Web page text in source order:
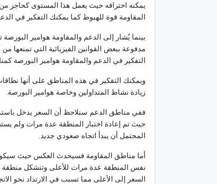
يمكنه اختراقه حيث يعمل هذا المستوى كحاجز
المقاومة قوة للهبوط كما يمكنك التفكير في
بينما يُشار إلى الدعم والمقاومة هوامير
مدفوعة ببعض القوانين الفيزيائية التي
التفكير في الدعم والمقاومة هوامير البورصة
ويمكنك التفكير في هذه المناطق على أنها
زيادة نشاط المتداولين وخاصة هوامير البورصة.
ففي مناطق الدعم سنلاحظ أن السعر يدخل
حيث تم إعادة اختبار المنطقة عدة مرات ولم
المحتمل أن يبدأ اتجاه صعودي جديد.
أما مناطق المقاومة فسيحدث العكس حيث
نفس المنطقة عدة مرات للأعلى وتتشكل منطقة
السعر إلى الأعلى مما تسبب في الارتداد نحو